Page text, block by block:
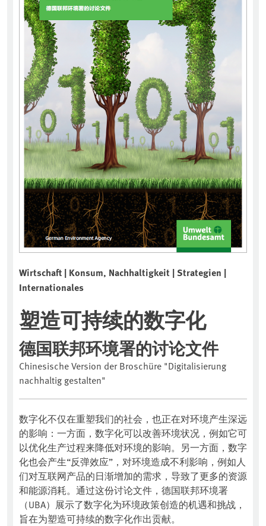
Wirtschaft | Konsum, Nachhaltigkeit | Strategien |
Internationales
塑造可持续的数字化
德国联邦环境署的讨论文件
Chinesische Version der Broschüre "Digitalisierung
nachhaltig gestalten"
数字化不仅在重塑我们的社会，也正在对环境产生深远
的影响：一方面，数字化可以改善环境状况，例如它可
以优化生产过程来降低对环境的影响。另一方面，数字
化也会产生“反弹效应”，对环境造成不利影响，例如人
们对互联网产品的日渐增加的需求，导致了更多的资源
和能源消耗。通过这份讨论文件，德国联邦环境署
（UBA）展示了数字化为环境政策创造的机遇和挑战，
旨在为塑造可持续的数字化作出贡献。